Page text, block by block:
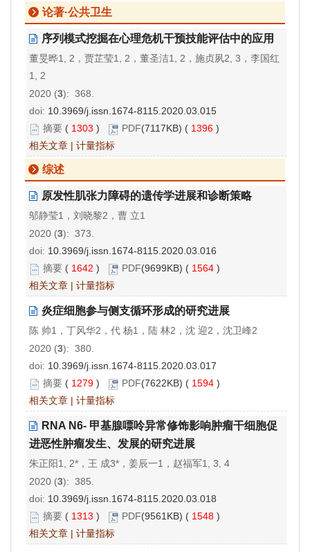
论著·公共卫生
序列模式挖掘在心理危机干预技能评估中的应用
董旻晔1, 2，贾芷莹1, 2，董圣洁1, 2，施贞夙2, 3，李国红
1, 2
2020 (3): 368.
doi: 10.3969/j.issn.1674-8115.2020.03.015
摘要 ( 1303 ) PDF(7117KB) ( 1396 )
相关文章 | 计量指标
综述
原发性肌张力障碍的遗传学进展和诊断策略
邬静莹1，刘晓黎2，曹 立1
2020 (3): 373.
doi: 10.3969/j.issn.1674-8115.2020.03.016
摘要 ( 1642 ) PDF(9699KB) ( 1564 )
相关文章 | 计量指标
炎症细胞参与侧支循环形成的研究进展
陈 帅1，丁风华2，代 杨1，陆 林2，沈 迎2，沈卫峰2
2020 (3): 380.
doi: 10.3969/j.issn.1674-8115.2020.03.017
摘要 ( 1279 ) PDF(7622KB) ( 1594 )
相关文章 | 计量指标
RNA N6- 甲基腺嘌呤异常修饰影响肿瘤干细胞促
进恶性肿瘤发生、发展的研究进展
朱正阳1, 2*，王 成3*，姜辰一1，赵福军1, 3, 4
2020 (3): 385.
doi: 10.3969/j.issn.1674-8115.2020.03.018
摘要 ( 1313 ) PDF(9561KB) ( 1548 )
相关文章 | 计量指标